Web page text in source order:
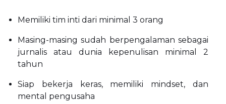
Memiliki tim inti dari minimal 3 orang
Masing-masing sudah berpengalaman sebagai
jurnalis atau dunia kepenulisan minimal 2
tahun
Siap bekerja keras, memiliki mindset, dan
mental pengusaha